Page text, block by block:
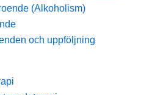
(Alkoholism)
och uppföljning